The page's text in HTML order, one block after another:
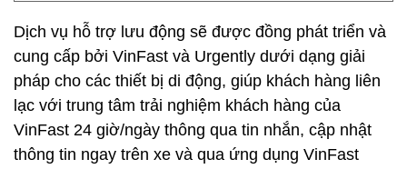
Dịch vụ hỗ trợ lưu động sẽ được đồng phát triển và
cung cấp bởi VinFast và Urgently dưới dạng giải
pháp cho các thiết bị di động, giúp khách hàng liên
lạc với trung tâm trải nghiệm khách hàng của
VinFast 24 giờ/ngày thông qua tin nhắn, cập nhật
thông tin ngay trên xe và qua ứng dụng VinFast